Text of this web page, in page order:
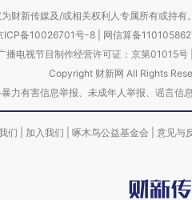
财新传媒及/或相关权利人专属所有或持
ICP备10026701号-8 网信算备
播电视节目制作经营许可证：京第01015号|
Copyright 财新网 All Rights
暴力有害信息举报、未成年人举报、谣
们 加入我们 啄木鸟公益基金会 意见与